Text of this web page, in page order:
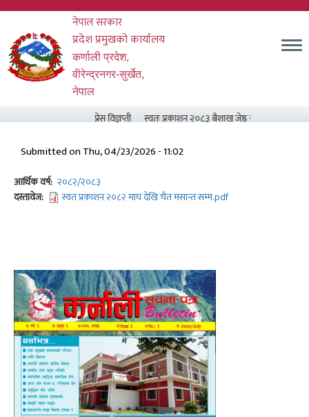
Skip
main
content
नेपाल सरकार
प्रदेश प्रमुखको कार्यालय
कर्णाली प्रदेश,
वीरेन्द्रनगर-सुर्खेत,
नेपाल
प्रेस विज्ञप्ती स्वतः प्रकाशन २०८३ बैशाख जेष्ठ र असार मसान्त
Submitted onThu, 04/23/2026 - 11:02
आर्थिक वर्ष २०८२/२०८३
दस्तावेज
स्वत प्रकाशन २०८२ माघ देखि चैत मसान्त सम्म.pdf